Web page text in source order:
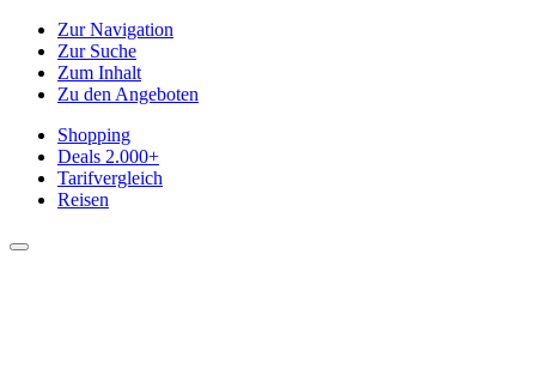
Zur Navigation
Zur Suche
Zum Inhalt
Zu den Angeboten
Shopping
Deals 2.000+
Tarifvergleich
Reisen